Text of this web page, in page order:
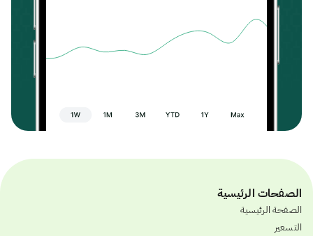
الصفحات الرئيسية
الصفحة الرئيسية
التسعير